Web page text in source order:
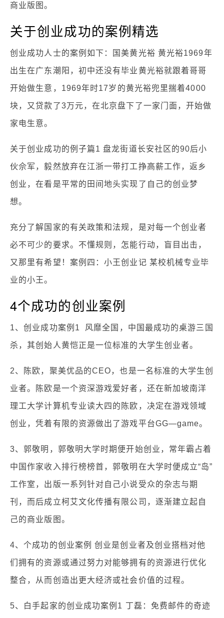
商业版图。
关于创业成功的案例精选
创业成功人士的案例如下：国美黄光裕 黄光裕1969年
出生在广东潮阳，初中还没有毕业黄光裕就跟着哥哥
开始做生意，1969年时17岁的黄光裕兜里揣着4000
块，又贷款了3万元，在北京盘下了一家门面，开始做
家电生意。
关于创业成功的例子篇1 盘龙街道长安社区的90后小
伙佘军，毅然放弃在江浙一带打工挣高薪工作，返乡
创业，在看是平常的田间地头实现了自己的创业梦
想。
充分了解国家的有关政策和法规，是对每一个创业者
必不可少的要求。不懂规则，怎能行动，盲目出击，
又那里有希望！案例四：小王创业记 某校机械专业毕
业的小王。
4个成功的创业案例
1、创业成功案例1 风靡全国，中国最成功的桌游三国
杀，其创始人黄恺正是一位标准的大学生创业者。
2、陈欧，聚美优品的CEO，也是一名标准的大学生创
业者。陈欧是一个资深游戏爱好者，还在新加坡南洋
理工大学计算机专业读大四的陈欧，决定在游戏领域
创业，凭着有限的资源做出了游戏平台GG—game。
3、郭敬明，郭敬明大学时期便开始创业，常年霸占着
中国作家收入排行榜榜首，郭敬明在大学时便成立“岛”
工作室，出版一系列针对自己小说受众的杂志与期
刊，而后成立柯艾文化传播有限公司，逐渐建立起自
己的商业版图。
4、个成功的创业案例 创业是创业者及创业搭档对他
们拥有的资源或通过努力对能够拥有的资源进行优化
整合，从而创造出更大经济或社会价值的过程。
5、白手起家的创业成功案例1 丁磊：免费邮件的奇迹